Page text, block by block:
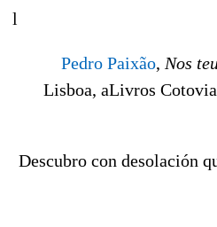
l
Pedro Paixão, Nos
Lisboa, aLivros
Descubro con desolación